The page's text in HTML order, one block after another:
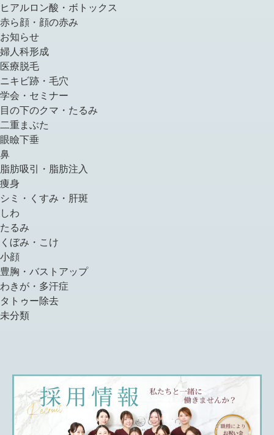
ヒアルロン酸・ボトックス
赤ら顔・顔の赤み
お知らせ
婦人科形成
医療脱毛
ニキビ跡・毛穴
学会・セミナー
目の下のクマ・たるみ
二重まぶた
眼瞼下垂
鼻
脂肪吸引・脂肪注入
痩身
シミ・くすみ・肝斑
しわ
たるみ
くぼみ・こけ
小顔
豊胸・バストアップ
わきが・多汗症
タトゥー除去
未分類